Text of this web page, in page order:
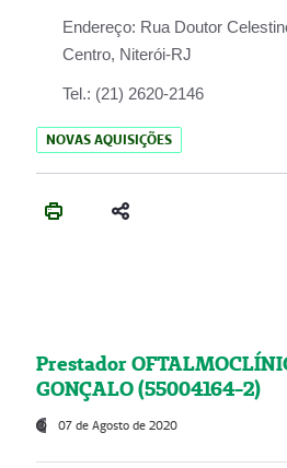
Endereço: Rua Doutor
Centro, Niterói-RJ
Tel.: (21) 2620-2146
NOVAS AQUISIÇÕES
Prestador
GONÇALO (55004164-2)
07 de Agosto de 2020